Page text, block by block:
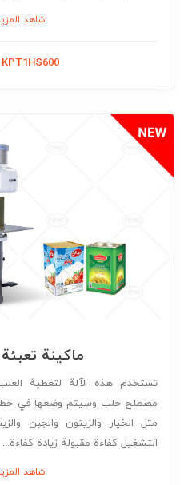
شاهد
KPT1HS600
ماكينة
تستخدم هذه الآلة لتغطية
مصطلح حلب وسيتم وضعها في خطوط
مثل الخيار والزيتون والجبن
التشغيل كفاءة مقبولة زيادة كفاءة...
شاهد